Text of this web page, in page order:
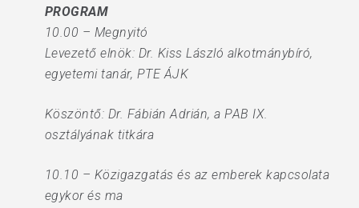
PROGRAM
10.00 – Megnyitó
Levezető elnök: Dr. Kiss László alkotmánybíró,
egyetemi tanár, PTE ÁJK
Köszöntő: Dr. Fábián Adrián, a PAB IX.
osztályának titkára
10.10 – Közigazgatás és az emberek kapcsolata
egykor és ma